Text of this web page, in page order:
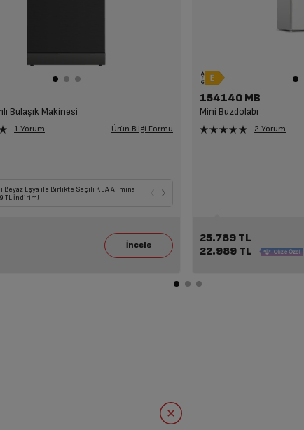
Alımlarına 43' ve üzeri Tvlerde
!
Bulaşık Makinesi
1 Yorum Ürün Bilgi Formu
Beyaz Eşya ile Birlikte Seçili KEA Alımına
TL İndirim!
154140 MB
Mini Buzdolabı
2 Yorum
25.789 TL
22.989 TL